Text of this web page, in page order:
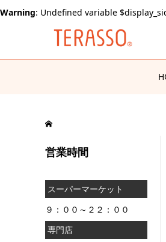
Warning: Undefined variable
営業時間
スーパーマーケット
９：００～２２：００
専門店